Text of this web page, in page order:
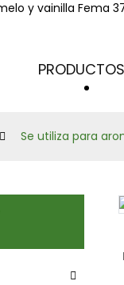
PRODUCTOS
Se utiliza para